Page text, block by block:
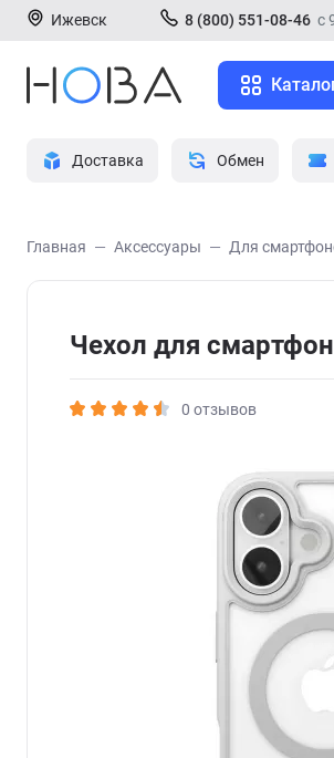
Ижевск 8 (800) 551-08-46 с
Доставка Обмен
Главная Аксессуары Для
Чехол для
0 отзывов